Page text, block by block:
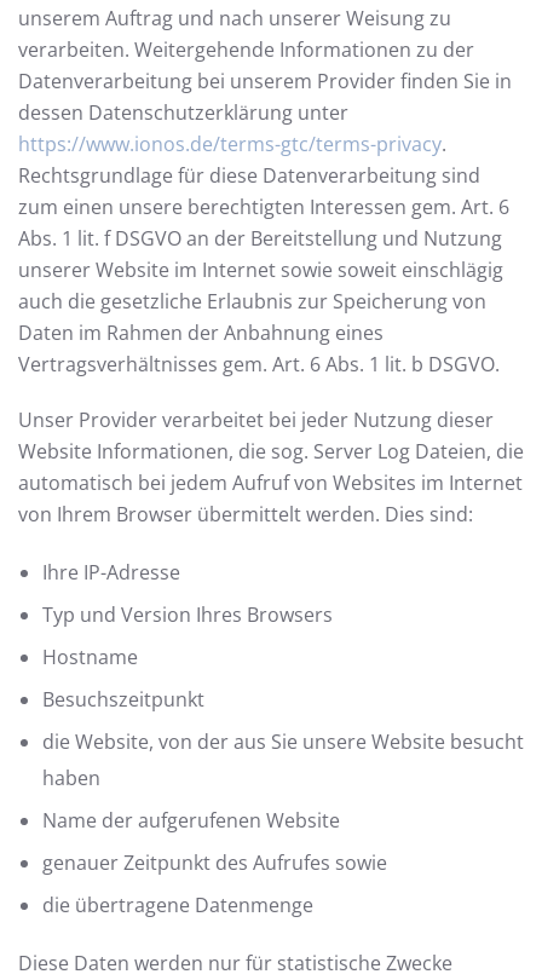
unserem Auftrag und nach unserer Weisung zu
verarbeiten. Weitergehende Informationen zu der
Datenverarbeitung bei unserem Provider finden Sie in
dessen Datenschutzerklärung unter
https://www.ionos.de/terms-gtc/terms-privacy.
Rechtsgrundlage für diese Datenverarbeitung sind
zum einen unsere berechtigten Interessen gem. Art. 6
Abs. 1 lit. f DSGVO an der Bereitstellung und Nutzung
unserer Website im Internet sowie soweit einschlägig
auch die gesetzliche Erlaubnis zur Speicherung von
Daten im Rahmen der Anbahnung eines
Vertragsverhältnisses gem. Art. 6 Abs. 1 lit. b DSGVO.
Unser Provider verarbeitet bei jeder Nutzung dieser
Website Informationen, die sog. Server Log Dateien, die
automatisch bei jedem Aufruf von Websites im Internet
von Ihrem Browser übermittelt werden. Dies sind:
Ihre IP-Adresse
Typ und Version Ihres Browsers
Hostname
Besuchszeitpunkt
die Website, von der aus Sie unsere Website besucht
haben
Name der aufgerufenen Website
genauer Zeitpunkt des Aufrufes sowie
die übertragene Datenmenge
Diese Daten werden nur für statistische Zwecke